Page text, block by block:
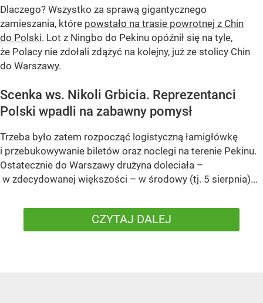
Dlaczego? Wszystko za sprawą gigantycznego
zamieszania, które powstało na trasie powrotnej z Chin
do Polski. Lot z Ningbo do Pekinu opóźnił się na tyle,
że Polacy nie zdołali zdążyć na kolejny, już ze stolicy Chin
do Warszawy.
Scenka ws. Nikoli Grbicia. Reprezentanci
Polski wpadli na zabawny pomysł
Trzeba było zatem rozpocząć logistyczną łamigłówkę
i przebukowywanie biletów oraz noclegi na terenie Pekinu.
Ostatecznie do Warszawy drużyna doleciała –
w zdecydowanej większości – w środowy (tj. 5 sierpnia)...
CZYTAJ DALEJ